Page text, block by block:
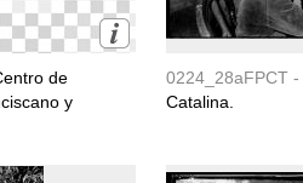
de
y
0224_28aFPCT -
Catalina.